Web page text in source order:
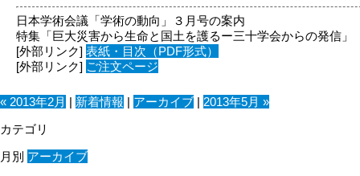
日本学術会議「学術の動向」３月号の案内
特集「巨大災害から生命と国土を護るー三十学会からの発信」
[外部リンク] 表紙・目次（PDF形式）
[外部リンク] ご注文ページ
« 2013年2月 | 新着情報 | アーカイブ | 2013年5月 »
カテゴリ
月別 アーカイブ